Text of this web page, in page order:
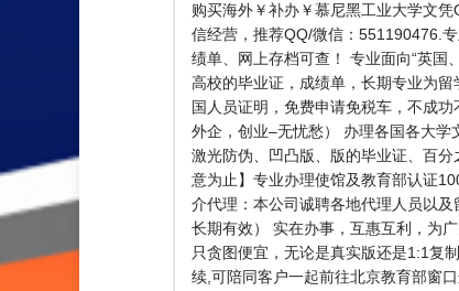
购买海外￥补办￥慕尼黑工业大学文
信经营，推荐QQ/微信：551190476.
绩单、网上存档可查！ 专业面向“英国
高校的毕业证，成绩单，长期专业为
国人员证明，免费申请免税车，不成
外企，创业–无忧愁） 办理各国各大学
激光防伪、凹凸版、版的毕业证、百
意为止】专业办理使馆及教育部认证
介代理：本公司诚聘各地代理人员以
长期有效） 实在办事，互惠互利，为
只贪图便宜，无论是真实版还是1:1
续,可陪同客户一起前往北京教育部窗